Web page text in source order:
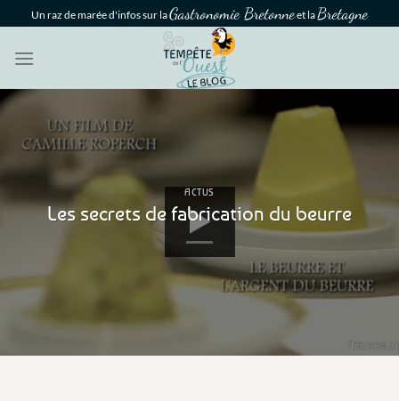
Passer
au
contenu
Un raz de marée d'infos sur laGastronomie Bretonneet laBretagne
ACTUS
Les secrets de fabrication du beurre